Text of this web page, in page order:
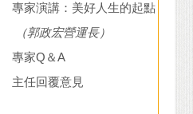
專家演講：美好人生的起點
（郭政宏營運長）
專家Q＆A
主任回覆意見